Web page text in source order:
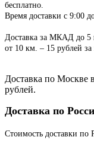
бесплатно.
Время доставки с 9:00
Доставка за МКАД до 5
от 10 км. – 15 рублей
Доставка по
рублей.
Доставка по
Стоимость доставки по